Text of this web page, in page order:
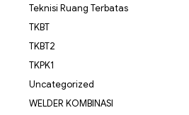
Teknisi Ruang Terbatas
TKBT
TKBT2
TKPK1
Uncategorized
WELDER KOMBINASI